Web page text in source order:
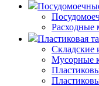
Расходные
Пластиковая
Складские
Мусорные